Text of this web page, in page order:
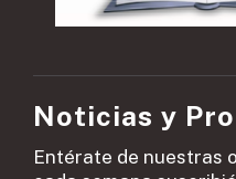
Noticias y
Entérate de nuestras